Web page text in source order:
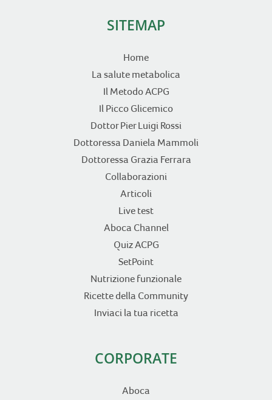
SITEMAP
Home
La salute metabolica
Il Metodo ACPG
Il Picco Glicemico
Dottor Pier Luigi Rossi
Dottoressa Daniela Mammoli
Dottoressa Grazia Ferrara
Collaborazioni
Articoli
Live test
Aboca Channel
Quiz ACPG
SetPoint
Nutrizione funzionale
Ricette della Community
Inviaci la tua ricetta
CORPORATE
Aboca